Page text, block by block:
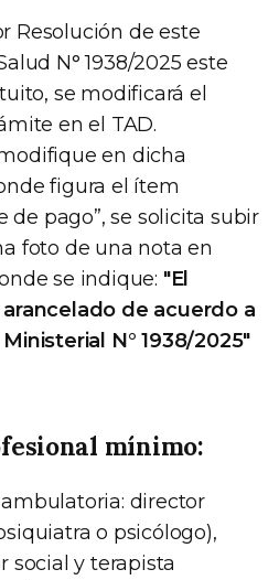
Resolución de este
N° 1938/2025 este
se modificará el
en el TAD.
en dicha
figura el ítem
de pago”, se solicita subir
foto de una nota en
se indique: "El
de acuerdo a
N° 1938/2025"
mínimo:
director
o psicólogo),
social y terapista